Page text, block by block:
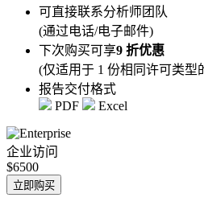
可直接联系分析师团队
(通过电话/电子邮件)
下次购买可享9 折优惠
(仅适用于 1 份相同许可类型
报告交付格式
PDF
Excel
企业访问
$6500
立即购买